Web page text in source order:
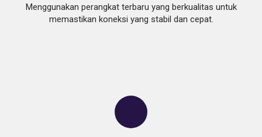
Menggunakan perangkat terbaru yang berkualitas untuk
memastikan koneksi yang stabil dan cepat.